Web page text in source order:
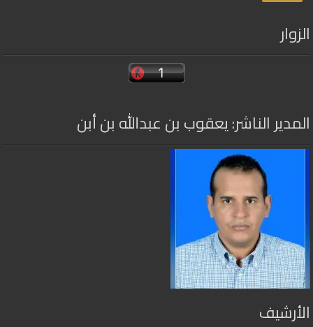
الزوار
المدير الناشر: يعقوب بن عبدالله بن أبن
الأرشيف